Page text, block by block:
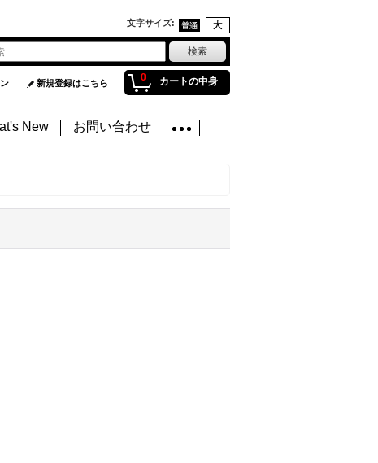
文字サイズ:
0 カートの中身
新規登録はこちら
New お問い合わせ